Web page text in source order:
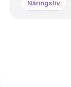
Näringsliv